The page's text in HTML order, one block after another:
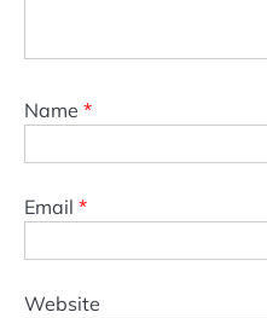
Name *
Email *
Website